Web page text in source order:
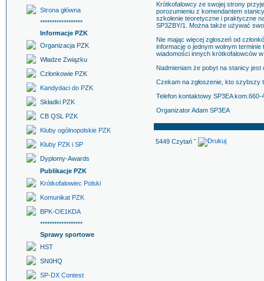
Strona główna
******************
Informacje PZK
Organizacja PZK
Władze Związku
Członkowie PZK
Kandydaci do PZK
Składki PZK
CB QSL PZK
Kluby ogólnopolskie PZK
Kluby PZK i SP
Dyplomy-Awards
Publikacje PZK
Krótkofalowiec Polski
Komunikat PZK
BPK-OE1KDA
******************
Sprawy sportowe
HST
SN0HQ
SP-DX Contest
Krótkofalowcy ze swojej strony
porozumieniu z komendantem
szkolenie teoretyczne i praktyczne
SP3ZBY/1. Można także używać
Nie mając więcej zgłoszeń od
informację o jednym wolnym terminie
wiadomości innych krótkofalowców
Nadmieniam że pobyt na stanicy jest
Czekam na zgłoszenie, kto szybszy
Telefon kontaktowy SP3EA kom.660-
Organizator Adam SP3EA
5449 Czytań ˇ